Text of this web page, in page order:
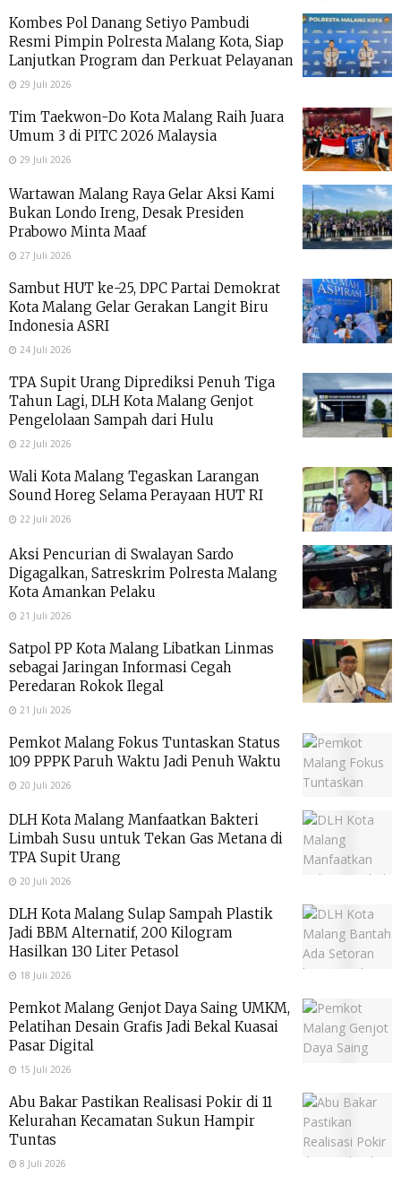
Kombes Pol Danang Setiyo Pambudi
Resmi Pimpin Polresta Malang Kota, Siap
Lanjutkan Program dan Perkuat Pelayanan
29 Juli 2026
Tim Taekwon-Do Kota Malang Raih Juara
Umum 3 di PITC 2026 Malaysia
29 Juli 2026
Wartawan Malang Raya Gelar Aksi Kami
Bukan Londo Ireng, Desak Presiden
Prabowo Minta Maaf
27 Juli 2026
Sambut HUT ke-25, DPC Partai Demokrat
Kota Malang Gelar Gerakan Langit Biru
Indonesia ASRI
24 Juli 2026
TPA Supit Urang Diprediksi Penuh Tiga
Tahun Lagi, DLH Kota Malang Genjot
Pengelolaan Sampah dari Hulu
22 Juli 2026
Wali Kota Malang Tegaskan Larangan
Sound Horeg Selama Perayaan HUT RI
22 Juli 2026
Aksi Pencurian di Swalayan Sardo
Digagalkan, Satreskrim Polresta Malang
Kota Amankan Pelaku
21 Juli 2026
Satpol PP Kota Malang Libatkan Linmas
sebagai Jaringan Informasi Cegah
Peredaran Rokok Ilegal
21 Juli 2026
Pemkot Malang Fokus Tuntaskan Status
109 PPPK Paruh Waktu Jadi Penuh Waktu
20 Juli 2026
DLH Kota Malang Manfaatkan Bakteri
Limbah Susu untuk Tekan Gas Metana di
TPA Supit Urang
20 Juli 2026
DLH Kota Malang Sulap Sampah Plastik
Jadi BBM Alternatif, 200 Kilogram
Hasilkan 130 Liter Petasol
18 Juli 2026
Pemkot Malang Genjot Daya Saing UMKM,
Pelatihan Desain Grafis Jadi Bekal Kuasai
Pasar Digital
15 Juli 2026
Abu Bakar Pastikan Realisasi Pokir di 11
Kelurahan Kecamatan Sukun Hampir
Tuntas
8 Juli 2026